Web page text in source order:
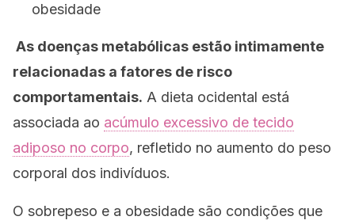
obesidade
As doenças metabólicas estão intimamente
relacionadas a fatores de risco
comportamentais. A dieta ocidental está
associada ao acúmulo excessivo de tecido
adiposo no corpo, refletido no aumento do peso
corporal dos indivíduos.
O sobrepeso e a obesidade são condições que